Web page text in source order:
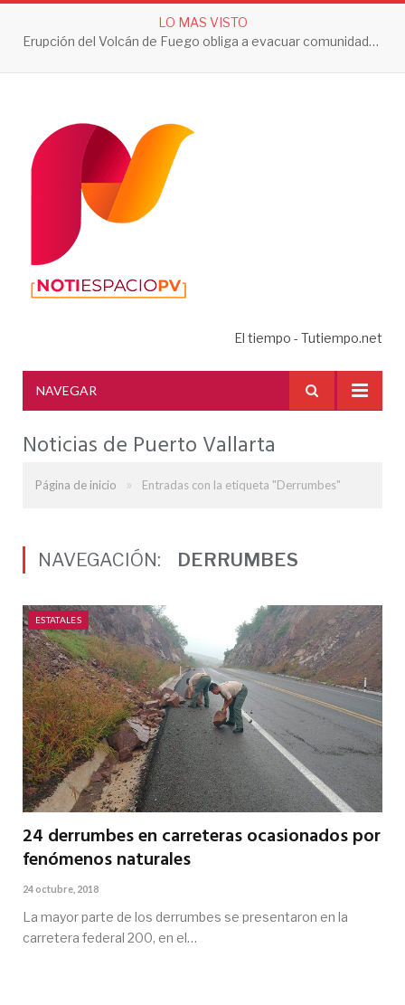
LO MAS VISTO
Erupción del Volcán de Fuego obliga a evacuar comunidades y mantiene en alerta a Guatemala
El tiempo - Tutiempo.net
NAVEGAR
Noticias de Puerto Vallarta
Página de inicio » Entradas con la etiqueta "Derrumbes"
NAVEGACIÓN: DERRUMBES
ESTATALES
24 derrumbes en carreteras ocasionados por
fenómenos naturales
24 octubre, 2018
La mayor parte de los derrumbes se presentaron en la
carretera federal 200, en el…